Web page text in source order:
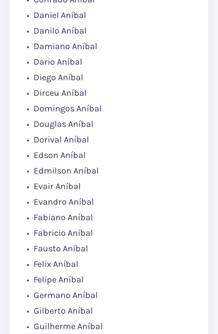
Daniel Aníbal
Danilo Aníbal
Damiano Aníbal
Dario Aníbal
Diego Aníbal
Dirceu Aníbal
Domingos Aníbal
Douglas Aníbal
Dorival Aníbal
Edson Aníbal
Edmilson Aníbal
Evair Aníbal
Evandro Aníbal
Fabiano Aníbal
Fabricio Aníbal
Fausto Aníbal
Felix Aníbal
Felipe Aníbal
Germano Aníbal
Gilberto Aníbal
Guilherme Aníbal